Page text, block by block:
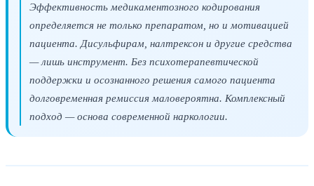
Эффективность медикаментозного кодирования
определяется не только препаратом, но и мотивацией
пациента. Дисульфирам, налтрексон и другие средства
— лишь инструмент. Без психотерапевтической
поддержки и осознанного решения самого пациента
долговременная ремиссия маловероятна. Комплексный
подход — основа современной наркологии.